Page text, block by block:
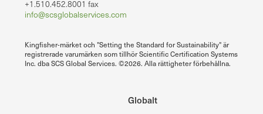
+1.510.452.8001 fax
info@scsglobalservices.com
Kingfisher-märket och "Setting the Standard for Sustainability" är
registrerade varumärken som tillhör Scientific Certification Systems
Inc. dba SCS Global Services. ©2026. Alla rättigheter förbehållna.
Globalt